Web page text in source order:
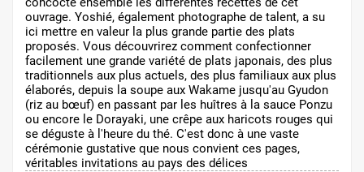
ouvrage. Yoshié, également photographe de talent, a su
ici mettre en valeur la plus grande partie des plats
proposés. Vous découvrirez comment confectionner
facilement une grande variété de plats japonais, des plus
traditionnels aux plus actuels, des plus familiaux aux plus
élaborés, depuis la soupe aux Wakame jusqu'au Gyudon
(riz au bœuf) en passant par les huîtres à la sauce Ponzu
ou encore le Dorayaki, une crêpe aux haricots rouges qui
se déguste à l'heure du thé. C'est donc à une vaste
cérémonie gustative que nous convient ces pages,
véritables invitations au pays des délices